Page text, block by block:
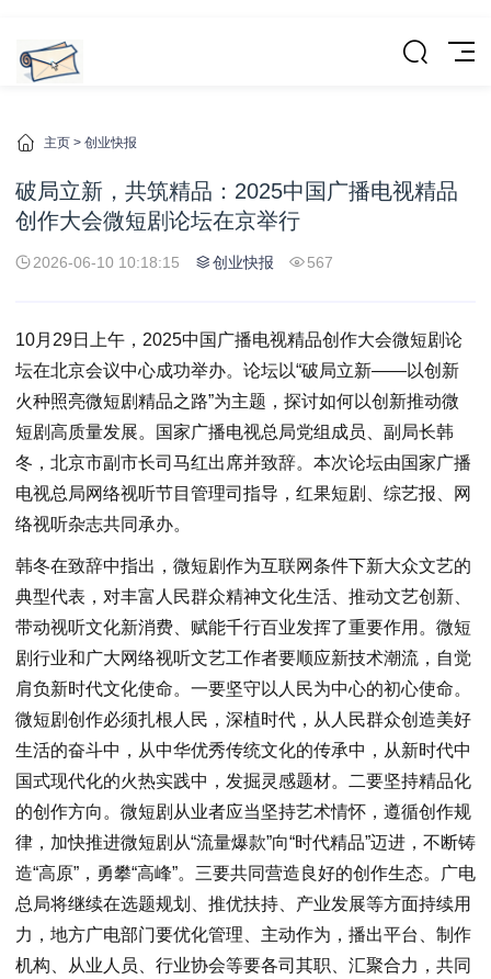
主页 > 创业快报
破局立新，共筑精品：2025中国广播电视精品
创作大会微短剧论坛在京举行
2026-06-10 10:18:15 创业快报 567
10月29日上午，2025中国广播电视精品创作大会微短剧论
坛在北京会议中心成功举办。论坛以“破局立新——以创新
火种照亮微短剧精品之路”为主题，探讨如何以创新推动微
短剧高质量发展。国家广播电视总局党组成员、副局长韩
冬，北京市副市长司马红出席并致辞。本次论坛由国家广播
电视总局网络视听节目管理司指导，红果短剧、综艺报、网
络视听杂志共同承办。
韩冬在致辞中指出，微短剧作为互联网条件下新大众文艺的
典型代表，对丰富人民群众精神文化生活、推动文艺创新、
带动视听文化新消费、赋能千行百业发挥了重要作用。微短
剧行业和广大网络视听文艺工作者要顺应新技术潮流，自觉
肩负新时代文化使命。一要坚守以人民为中心的初心使命。
微短剧创作必须扎根人民，深植时代，从人民群众创造美好
生活的奋斗中，从中华优秀传统文化的传承中，从新时代中
国式现代化的火热实践中，发掘灵感题材。二要坚持精品化
的创作方向。微短剧从业者应当坚持艺术情怀，遵循创作规
律，加快推进微短剧从“流量爆款”向“时代精品”迈进，不断铸
造“高原”，勇攀“高峰”。三要共同营造良好的创作生态。广电
总局将继续在选题规划、推优扶持、产业发展等方面持续用
力，地方广电部门要优化管理、主动作为，播出平台、制作
机构、从业人员、行业协会等要各司其职、汇聚合力，共同